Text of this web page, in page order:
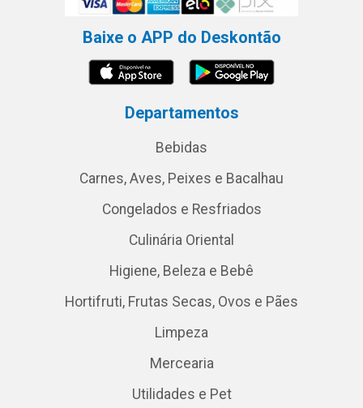
Baixe o APP do Deskontão
Departamentos
Bebidas
Carnes, Aves, Peixes e Bacalhau
Congelados e Resfriados
Culinária Oriental
Higiene, Beleza e Bebê
Hortifruti, Frutas Secas, Ovos e Pães
Limpeza
Mercearia
Utilidades e Pet